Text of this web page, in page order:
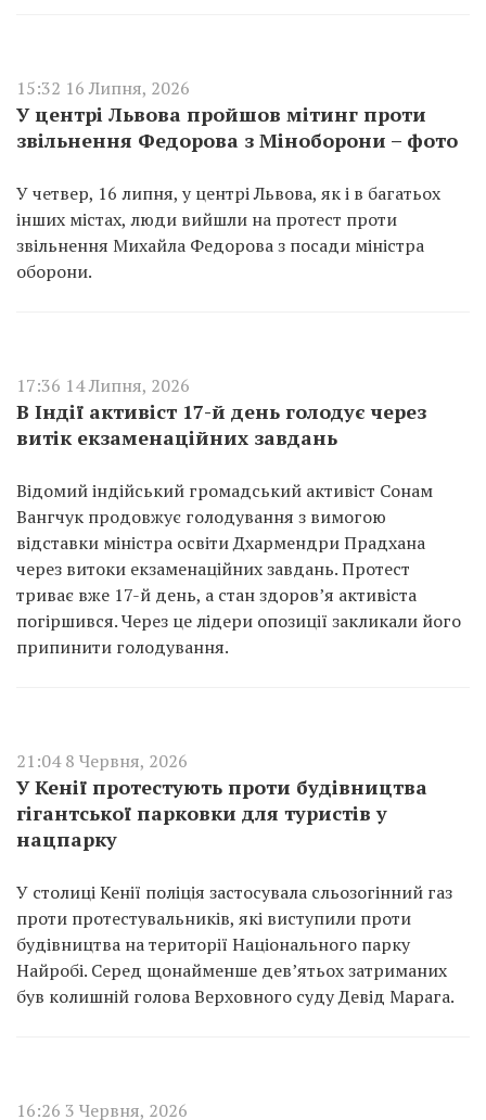
15:32 16 Липня, 2026
У центрі Львова пройшов мітинг проти
звільнення Федорова з Міноборони – фото
У четвер, 16 липня, у центрі Львова, як і в багатьох
інших містах, люди вийшли на протест проти
звільнення Михайла Федорова з посади міністра
оборони.
17:36 14 Липня, 2026
В Індії активіст 17-й день голодує через
витік екзаменаційних завдань
Відомий індійський громадський активіст Сонам
Вангчук продовжує голодування з вимогою
відставки міністра освіти Дхармендри Прадхана
через витоки екзаменаційних завдань. Протест
триває вже 17-й день, а стан здоров’я активіста
погіршився. Через це лідери опозиції закликали його
припинити голодування.
21:04 8 Червня, 2026
У Кенії протестують проти будівництва
гігантської парковки для туристів у
нацпарку
У столиці Кенії поліція застосувала сльозогінний газ
проти протестувальників, які виступили проти
будівництва на території Національного парку
Найробі. Серед щонайменше дев’ятьох затриманих
був колишній голова Верховного суду Девід Марага.
16:26 3 Червня, 2026